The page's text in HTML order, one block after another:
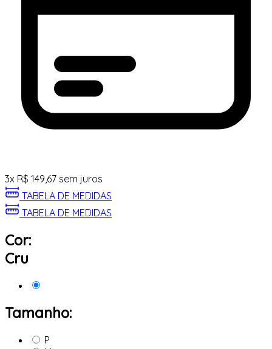
3x R$ 149,67 sem juros
TABELA DE MEDIDAS
TABELA DE MEDIDAS
Cor:
Cru
Tamanho:
P